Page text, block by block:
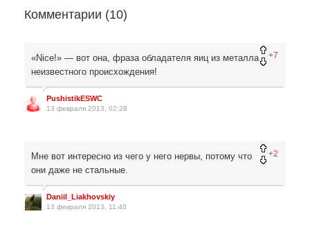
Комментарии (10)
+7
«Nice!» — вот она, фраза обладателя яиц из металла
неизвестного происхождения!
PushistikESWC
13 февраля 2013, 02:28
+2
Мне вот интересно из чего у него нервы, потому что
они даже не стальные.
Daniil_Liakhovskiy
13 февраля 2013, 11:40